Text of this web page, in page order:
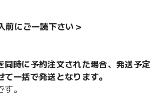
前にご一読下さい＞
同時に予約注文された場合、発送予定
一括で発送となります。
。